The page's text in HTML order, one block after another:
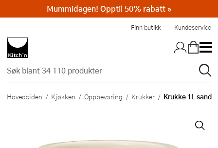
Finn butikk Kundeservice
Hovedsiden Kjøkken Oppbevaring Krukker Krukke 1L sand
Mummidagen! Opptil 50% rabatt »